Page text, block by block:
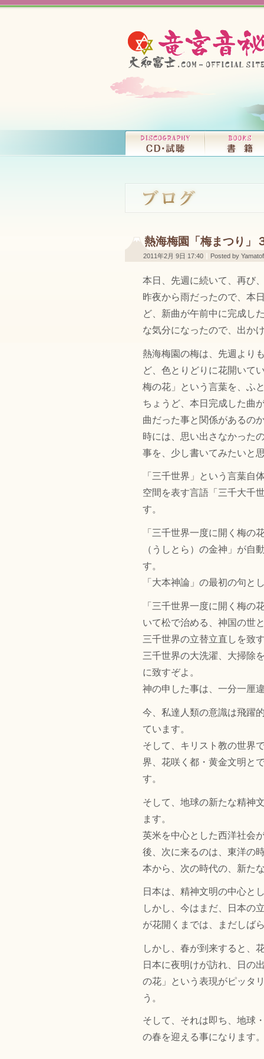
熱海梅園「梅まつり」
2011年2月 9日 17:40 Posted by
本日、先週に続いて、再び
昨夜から雨だったので、本
ど、新曲が午前中に完成し
な気分になったので、出か
熱海梅園の梅は、先週より
ど、色とりどりに花開いて
梅の花」という言葉を、ふ
ちょうど、本日完成した曲
曲だった事と関係があるの
時には、思い出さなかった
事を、少し書いてみたいと
「三千世界」という言葉自
空間を表す言語「三千大千
す。
「三千世界一度に開く梅の
（うしとら）の金神」が自
す。
「大本神論」の最初の句と
「三千世界一度に開く梅の
いて松で治める、神国の世
三千世界の立替立直しを致
三千世界の大洗濯、大掃除
に致すぞよ。
神の申した事は、一分一厘
今、私達人類の意識は飛躍
ています。
そして、キリスト教の世界
界、花咲く都・黄金文明と
す。
そして、地球の新たな精神
ます。
英米を中心とした西洋社会
後、次に来るのは、東洋の
本から、次の時代の、新た
日本は、精神文明の中心と
しかし、今はまだ、日本の
が花開くまでは、まだしば
しかし、春が到来すると、
日本に夜明けが訪れ、日の
の花」という表現がピッタ
う。
そして、それは即ち、地球
の春を迎える事になります